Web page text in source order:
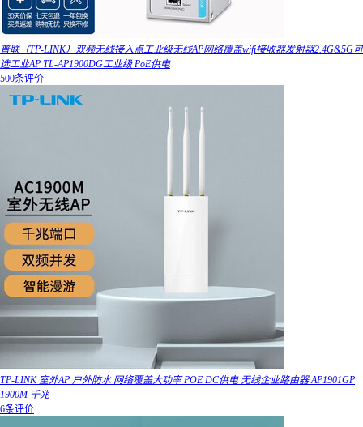
普联（TP-LINK）双频无线接入点工业级无线AP网络覆盖wifi接收器发射器2.4G&5G可
选工业AP TL-AP1900DG工业级 PoE供电
500条评价
TP-LINK 室外AP 户外防水 网络覆盖大功率 POE DC供电 无线企业路由器 AP1901GP
1900M 千兆
6条评价